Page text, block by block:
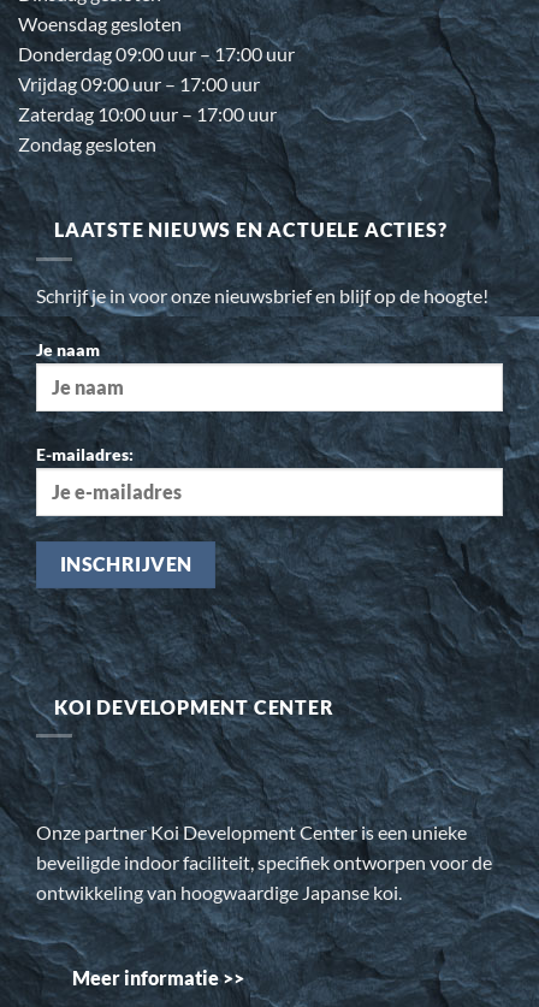
Woensdag gesloten
Donderdag 09:00 uur – 17:00 uur
Vrijdag 09:00 uur – 17:00 uur
Zaterdag 10:00 uur – 17:00 uur
Zondag gesloten
LAATSTE NIEUWS EN ACTUELE ACTIES?
Schrijf je in voor onze nieuwsbrief en blijf op de hoogte!
Je naam
E-mailadres:
KOI DEVELOPMENT CENTER
Onze partner Koi Development Center is een unieke
beveiligde indoor faciliteit, specifiek ontworpen voor de
ontwikkeling van hoogwaardige Japanse koi.
Meer informatie >>